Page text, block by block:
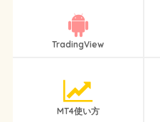
TradingView
MT4使い方